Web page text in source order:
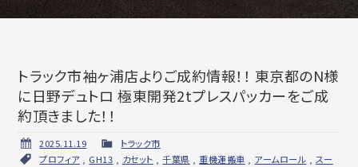
トラック市袖ヶ浦店よりご成約情報！！ 東京都のN様
に日野デュトロ 極東開発2tプレスパッカーをご成
約頂きました！！
2025.11.19
トラック市
プロフィア, GH13 カセット ,千葉県 ,重機運搬車 アームロール
スー